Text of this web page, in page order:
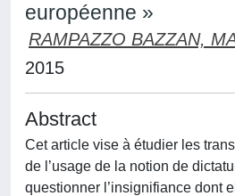
européenne »
RAMPAZZO BAZZAN,
2015
Abstract
Cet article vise à étudier les
de l’usage de la notion de
questionner l’insignifiance dont